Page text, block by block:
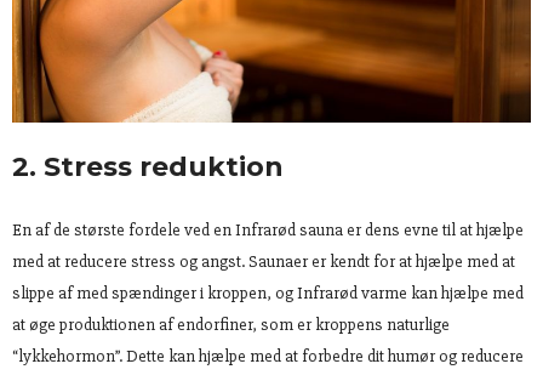
2. Stress reduktion
En af de største fordele ved en Infrarød sauna er dens evne til at hjælpe
med at reducere stress og angst. Saunaer er kendt for at hjælpe med at
slippe af med spændinger i kroppen, og Infrarød varme kan hjælpe med
at øge produktionen af endorfiner, som er kroppens naturlige
“lykkehormon”. Dette kan hjælpe med at forbedre dit humør og reducere